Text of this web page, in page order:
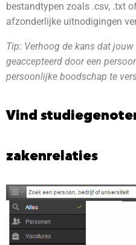
bestandtypen zoals .csv, .txt
afzonderlijke uitnodigingen
Tip: Verhoog de kans dat
geaccepteerd door een
persoonlijke boodschap te
Vind
zakenrelaties